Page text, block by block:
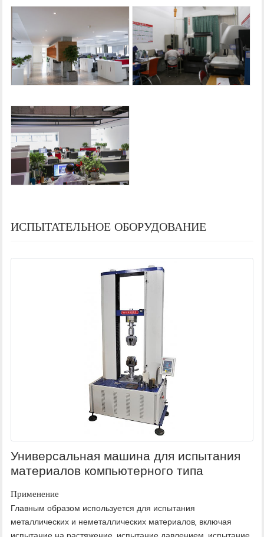
ИСПЫТАТЕЛЬНОЕ ОБОРУДОВАНИЕ
Универсальная машина для испытания
материалов компьютерного типа
Применение
Главным образом используется для испытания
металлических и неметаллических материалов, включая